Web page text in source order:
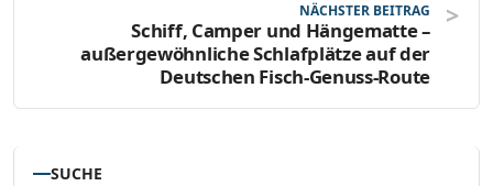
NÄCHSTER BEITRAG
Schiff, Camper und Hängematte –
außergewöhnliche Schlafplätze auf der
Deutschen Fisch-Genuss-Route
SUCHE